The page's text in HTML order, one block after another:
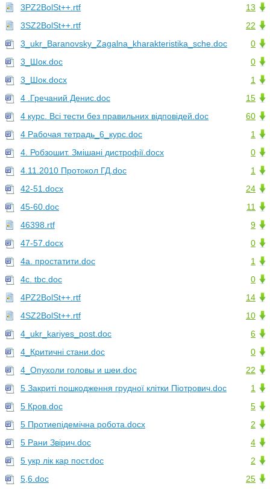
13
3PZ2BolSt++.rtf
22
3SZ2BolSt++.rtf
0
3_ukr_Baranovsky_Zagalna_kharakteristika_sche.doc
0
3_Шок.doc
1
3_Шок.docx
15
4 .Гречаний Денис.doc
60
4 курс. Всі тести без правильних відповідей.doc
1
4 Рабочая тетрадь_6_курс.doc
0
4. Робзошит. Змішані дистрофії.docx
1
4.11.2010 Протокол ГД.doc
24
42-51.docx
11
45-60.doc
9
46398.rtf
0
47-57.docx
1
4a. простатити.doc
0
4c. tbc.doc
14
4PZ2BolSt++.rtf
10
4SZ2BolSt++.rtf
6
4_ukr_kariyes_post.doc
0
4_Критичні стани.doc
22
4_Опухоли головы и шеи.doc
1
5 Закриті пошкодження грудної клітки Піотрович.doc
5
5 Кров.doc
2
5 Протиепідемічна робота.docx
4
5 Рани Звірич.doc
2
5 укр лік кар пост.doc
25
5,6.doc